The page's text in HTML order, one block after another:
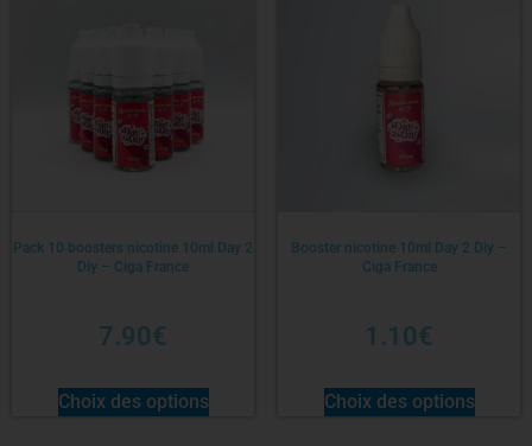
Pack 10 boosters nicotine 10ml Day 2
Diy – Ciga France
7.90€
Choix des options
Booster nicotine 10ml Day 2 Diy –
Ciga France
1.10€
Choix des options